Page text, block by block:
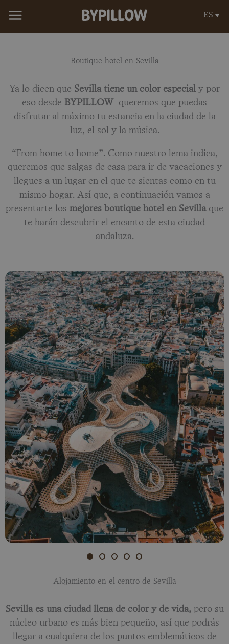
ES
Boutique hotel en Sevilla
Ya lo dicen que Sevilla tiene un color especial y por
eso desde BYPILLOW
queremos que puedas
disfrutar al máximo tu estancia en la ciudad de la
luz, el sol y la música.
“From home to home”. Como nuestro lema indica,
queremos que salgas de casa para ir de vacaciones y
llegues a un lugar en el que te sientas como en tu
mismo hogar. Así que, a continuación vamos a
presentarte los mejores boutique hotel en Sevillaque
te harán descubrir el encanto de esta ciudad
andaluza.
Alojamiento en el centro de Sevilla
Sevilla es una ciudad llena de color y de vida, pero su
núcleo urbano es más bien pequeño, así que podrás
llegar a cualquiera de los puntos emblemáticos de